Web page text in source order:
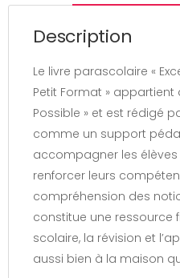
Description
Le livre parascolaire «
Petit Format » appartient
Possible » et est rédigé
comme un support
accompagner les
renforcer leurs
compréhension des
constitue une ressource
scolaire, la révision et
aussi bien à la maison